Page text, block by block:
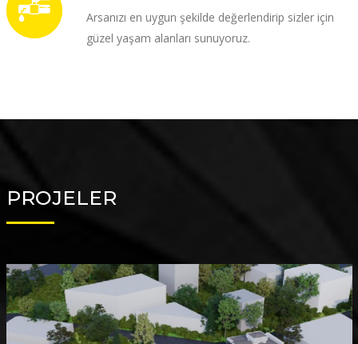
Arsanızı en uygun şekilde değerlendirip sizler için
güzel yaşam alanları sunuyoruz.
PROJELER